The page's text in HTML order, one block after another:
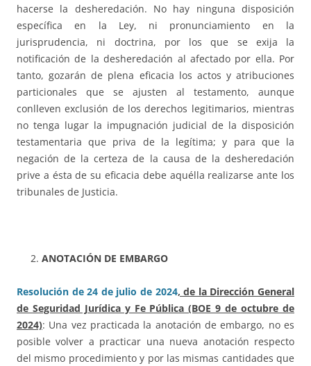
hacerse la desheredación. No hay ninguna disposición
específica en la Ley, ni pronunciamiento en la
jurisprudencia, ni doctrina, por los que se exija la
notificación de la desheredación al afectado por ella. Por
tanto, gozarán de plena eficacia los actos y atribuciones
particionales que se ajusten al testamento, aunque
conlleven exclusión de los derechos legitimarios, mientras
no tenga lugar la impugnación judicial de la disposición
testamentaria que priva de la legítima; y para que la
negación de la certeza de la causa de la desheredación
prive a ésta de su eficacia debe aquélla realizarse ante los
tribunales de Justicia.
ANOTACIÓN DE EMBARGO
Resolución de 24 de julio de 2024, de la Dirección General
de Seguridad Jurídica y Fe Pública (BOE 9 de octubre de
2024): Una vez practicada la anotación de embargo, no es
posible volver a practicar una nueva anotación respecto
del mismo procedimiento y por las mismas cantidades que